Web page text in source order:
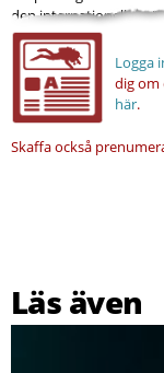
den internationella
Logga
dig om
här.
Skaffa också
Läs även